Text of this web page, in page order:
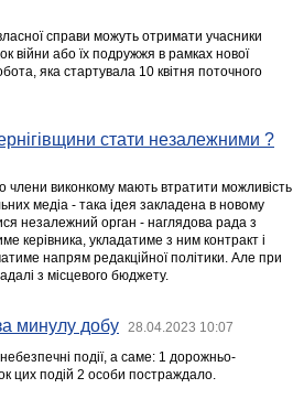
справи можуть отримати учасники
війни або їх подружжя в рамках нової
яка стартувала 10 квітня поточного
стати незалежними ?
члени виконкому мають втратити можливість
медіа - така ідея закладена в новому
незалежний орган - наглядова рада з
керівника, укладатиме з ним контракт і
напрям редакційної політики. Але при
з місцевого бюджету.
минулу добу 28.04.2023 10:07
події, а саме: 1 дорожньо-
цих подій 2 особи постраждало.